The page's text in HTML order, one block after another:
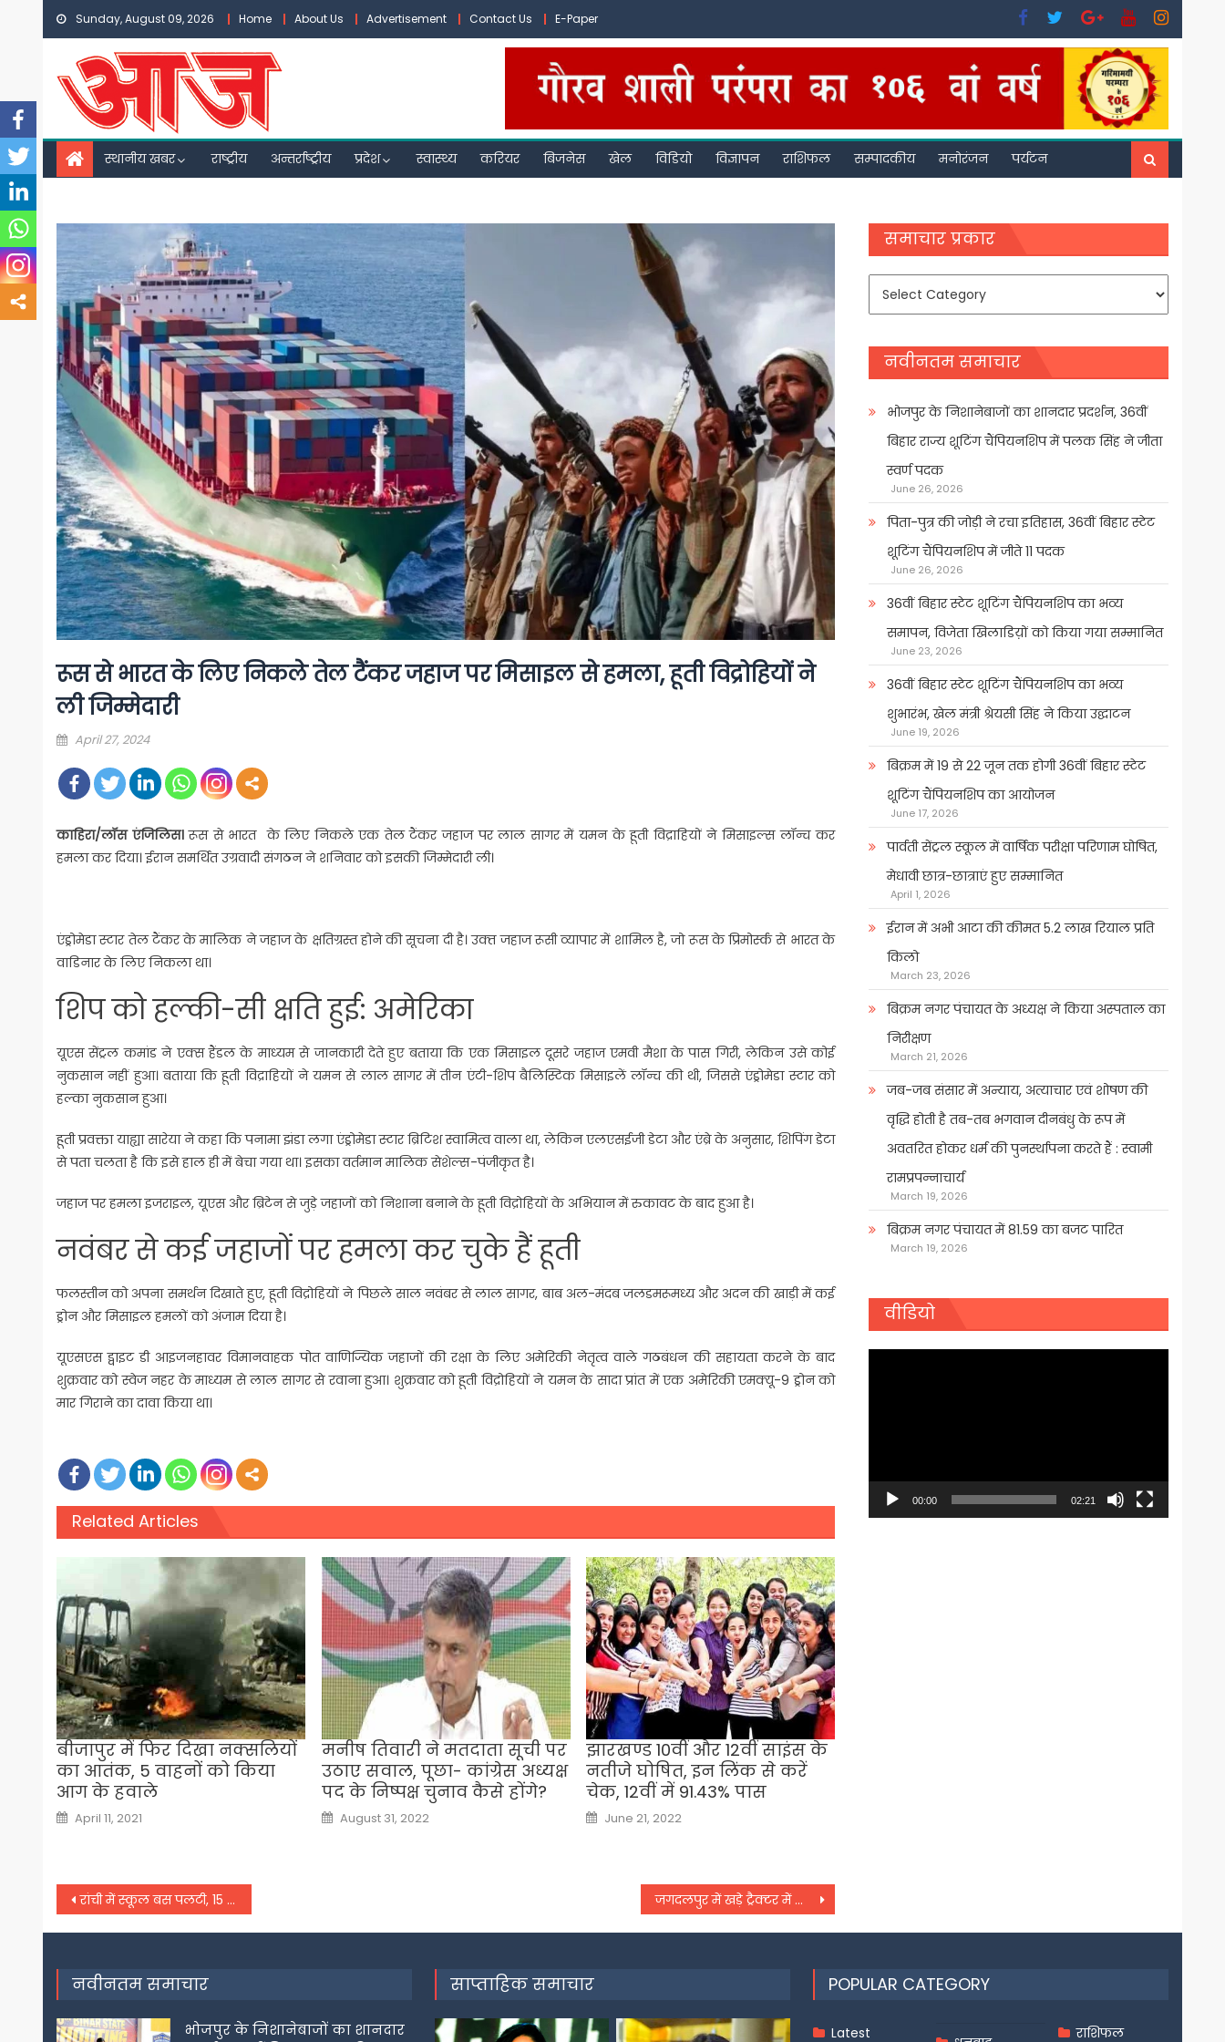
Skip
content
Sunday, August 09, 2026 Home About Us Advertisement Contact Us E-Paper
स्थानीय खबर राष्ट्रीय अन्तर्राष्ट्रीय प्रदेश स्वास्थ्य करियर बिजनेस खेल विडियो विज्ञापन राशिफल सम्पादकीय मनोरंजन पर्यटन
रूस से भारत के लिए निकले तेल टैंकर जहाज पर मिसाइल से हमला, हूती विद्रो‍हियों ने
ली जिम्‍मेदारी
Posted
April 27, 2024
काहिरा/लॉस एंजिलिस।रूस से भारत के लिए निकले एक तेल टैंकर जहाज पर लाल सागर में यमन के हूती विद्राहियों ने मिसाइल्स लॉन्च कर
हमला कर दिया। ईरान समर्थित उग्रवादी संगठन ने शनिवार को इसकी जिम्‍मेदारी ली।
एंड्रोमेडा स्टार तेल टैंकर के मालिक ने जहाज के क्षतिग्रस्त होने की सूचना दी है। उक्‍त जहाज रूसी व्यापार में शामिल है, जो रूस के प्रिमोर्स्क से भारत के
वाडिनार के लिए निकला था।
शिप को हल्‍की-सी क्षति हुई: अमेरिका
यूएस सेंट्रल कमांड ने एक्स हैंडल के माध्‍यम से जानकारी देते हुए बताया कि एक मिसाइल दूसरे जहाज एमवी मैशा के पास गिरी, लेकिन उसे कोई
नुकसान नहीं हुआ। बताया कि हूती विद्राहियों ने यमन से लाल सागर में तीन एंटी-शिप बैलिस्टिक मिसाइलें लॉन्च की थी, जिससे एंड्रोमेडा स्टार को
हल्‍का नुकसान हुआ।
हूती प्रवक्ता याह्या सारेया ने कहा कि पनामा झंडा लगा एंड्रोमेडा स्टार ब्रिटिश स्वामित्व वाला था, लेकिन एलएसईजी डेटा और एंब्रे के अनुसार, शिपिंग डेटा
से पता चलता है कि इसे हाल ही में बेचा गया था। इसका वर्तमान मालिक सेशेल्स-पंजीकृत है।
जहाज पर हमला इजराइल, यूएस और ब्रिटेन से जुड़े जहाजों को निशाना बनाने के हूती विद्रोहियों के अभियान में रुकावट के बाद हुआ है।
नवंबर से कई जहाजों पर हमला कर चुके हैं हूती
फलस्तीन को अपना समर्थन दिखाते हुए, हूती विद्रोहियों ने पिछले साल नवंबर से लाल सागर, बाब अल-मंदब जलडमरूमध्य और अदन की खाड़ी में कई
ड्रोन और मिसाइल हमलों को अंजाम दिया है।
यूएसएस ड्वाइट डी आइजनहावर विमानवाहक पोत वाणिज्यिक जहाजों की रक्षा के लिए अमेरिकी नेतृत्व वाले गठबंधन की सहायता करने के बाद
शुक्रवार को स्वेज नहर के माध्यम से लाल सागर से रवाना हुआ। शुक्रवार को हूती विद्रोहियों ने यमन के सादा प्रांत में एक अमेरिकी एमक्यू-9 ड्रोन को
मार गिराने का दावा किया था।
Related Articles
बीजापुर में फिर दिखा नक्सलियों
का आतंक, 5 वाहनों को किया
आग के हवाले
Posted
on
April 11, 2021
मनीष तिवारी ने मतदाता सूची पर
उठाए सवाल, पूछा- कांग्रेस अध्यक्ष
पद के निष्पक्ष चुनाव कैसे होंगे?
Posted
on
August 31, 2022
झारखण्ड 10वीं और 12वीं साइंस के
नतीजे घोषित, इन लिंक से करें
चेक, 12वीं में 91.43% पास
Posted
on
June 21, 2022
Post
navigation
रांची में स्कूल बस पलटी, 15 बच्चे घायल; अभिभावकों ने लगाया ये आरोप – जगदलपुर में खड़े ट्रैक्‍टर में जा घुसे एक बाइक पर सवार तीन युवक; सभी की मौके पर मौत
समाचार प्रकार
समाचार
नवीनतम समाचार
भोजपुर के निशानेबाजों का शानदार प्रदर्शन, 36वीं
बिहार राज्य शूटिंग चैंपियनशिप में पलक सिंह ने जीता
स्वर्ण पदक
June 26, 2026
पिता-पुत्र की जोड़ी ने रचा इतिहास, 36वीं बिहार स्टेट
शूटिंग चैंपियनशिप में जीते 11 पदक
June 26, 2026
36वीं बिहार स्टेट शूटिंग चैंपियनशिप का भव्य
समापन, विजेता खिलाडिय़ों को किया गया सम्मानित
June 23, 2026
36वीं बिहार स्टेट शूटिंग चैंपियनशिप का भव्य
शुभारंभ, खेल मंत्री श्रेयसी सिंह ने किया उद्घाटन
June 19, 2026
बिक्रम में 19 से 22 जून तक होगी 36वीं बिहार स्टेट
शूटिंग चैंपियनशिप का आयोजन
June 17, 2026
पार्वती सेंट्रल स्कूल में वार्षिक परीक्षा परिणाम घोषित,
मेधावी छात्र-छात्राएं हुए सम्मानित
April 1, 2026
ईरान में अभी आटा की कीमत 5.2 लाख रियाल प्रति
किलो
March 23, 2026
बिक्रम नगर पंचायत के अध्यक्ष ने किया अस्पताल का
निरीक्षण
March 21, 2026
जब-जब संसार में अन्याय, अत्याचार एवं शोषण की
वृद्धि होती है तब-तब भगवान दीनबंधु के रूप में
अवतरित होकर धर्म की पुनर्स्थापना करते हैं : स्वामी
रामप्रपन्नाचार्य
March 19, 2026
बिक्रम नगर पंचायत में 81.59 का बजट पारित
March 19, 2026
वीडियो
00:00 02:21
नवीनतम समाचार
भोजपुर के निशानेबाजों का शानदार
साप्ताहिक समाचार POPULAR CATEGORY
Latest राशिफल